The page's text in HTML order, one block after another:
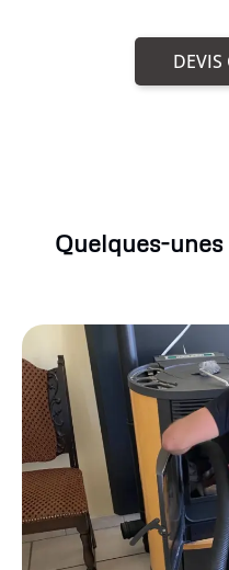
DEVIS
Quelques-